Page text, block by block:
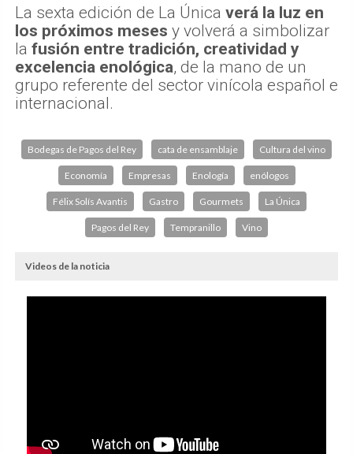
La sexta edición de La Única verá la luz en
los próximos meses y volverá a simbolizar
la fusión entre tradición, creatividad y
excelencia enológica, de la mano de un
grupo referente del sector vinícola español e
internacional.
Bodegas de Pagos del Rey cata de ensamblaje Cultura del vino
Economía Empresas Enología enólogos
Félix Solís Avantis Gastro Gourmets La Única
Pagos del Rey Tempranillo Vino
Videos de la noticia